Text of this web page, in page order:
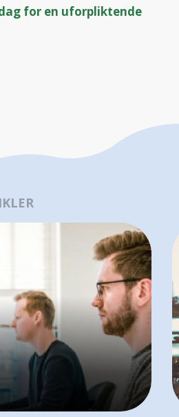
for en uforpliktende